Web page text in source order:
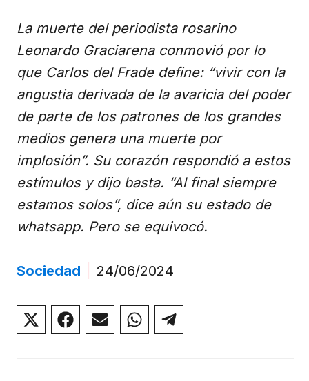
La muerte del periodista rosarino
Leonardo Graciarena conmovió por lo
que Carlos del Frade define: “vivir con la
angustia derivada de la avaricia del poder
de parte de los patrones de los grandes
medios genera una muerte por
implosión”. Su corazón respondió a estos
estímulos y dijo basta. “Al final siempre
estamos solos”, dice aún su estado de
whatsapp. Pero se equivocó.
Sociedad 24/06/2024
Compartir
en
Compartir
en
Compartir
en
Compartir
en
Compartir
en